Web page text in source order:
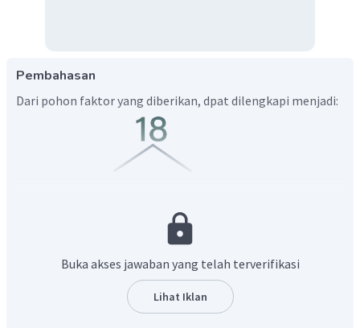
Pembahasan
Dari pohon faktor yang diberikan, dpat dilengkapi menjadi:
Dari pohon faktor di atas, dapat ditentukan faktor
Buka akses jawaban yang telah terverifikasi
Lihat Iklan